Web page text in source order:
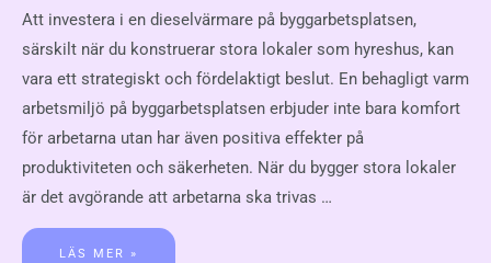
Att investera i en dieselvärmare på byggarbetsplatsen,
särskilt när du konstruerar stora lokaler som hyreshus, kan
vara ett strategiskt och fördelaktigt beslut. En behagligt varm
arbetsmiljö på byggarbetsplatsen erbjuder inte bara komfort
för arbetarna utan har även positiva effekter på
produktiviteten och säkerheten. När du bygger stora lokaler
är det avgörande att arbetarna ska trivas …
LÄS MER »